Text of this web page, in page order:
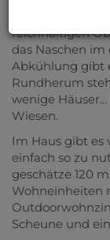
Der Grund mit
reichhaltigen
das Naschen
Abkühlung gibt
Rundherum
wenige
Wiesen.
Im Haus gibt es
einfach so zu
geschätze 120
Wohneinheiten
Scheune und